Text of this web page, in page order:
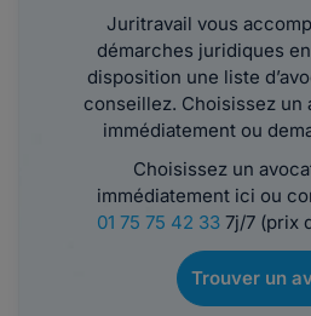
Juritravail vous
démarches juridiques
disposition une liste
conseillez. Choisissez un
immédiatement ou
Choisissez un
immédiatement ici ou
01 75 75 42 337j/7 (prix
Trouver un